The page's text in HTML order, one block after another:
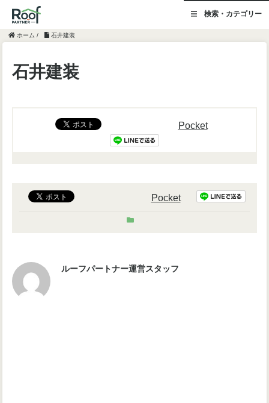
検索・カテゴリー
ホーム / 石井建装
石井建装
Pocket
Pocket
ルーフパートナー運営スタッフ